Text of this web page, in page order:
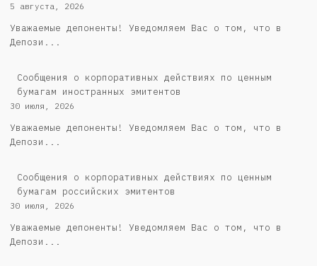
5 августа, 2026
Уважаемые депоненты! Уведомляем Вас о том, что в
Депози...
Сообщения о корпоративных действиях по ценным
бумагам иностранных эмитентов
30 июля, 2026
Уважаемые депоненты! Уведомляем Вас о том, что в
Депози...
Cообщения о корпоративных действиях по ценным
бумагам российских эмитентов
30 июля, 2026
Уважаемые депоненты! Уведомляем Вас о том, что в
Депози...